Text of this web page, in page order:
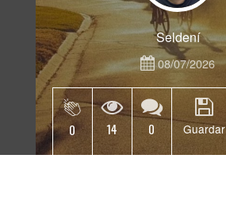
Seldení
08/07/2026
0 14 0 Guardar